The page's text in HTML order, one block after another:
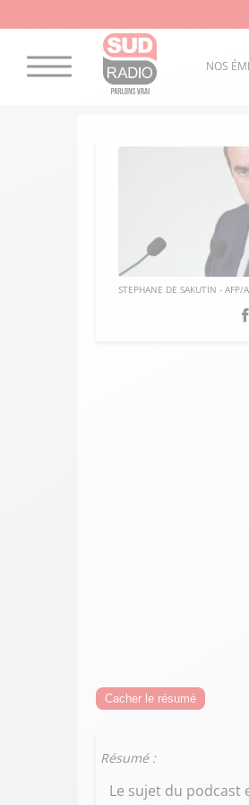
NOS
STEPHANE DE SAKUTIN - AFP/
Cacher le résumé
Résumé :
Le sujet du podcast